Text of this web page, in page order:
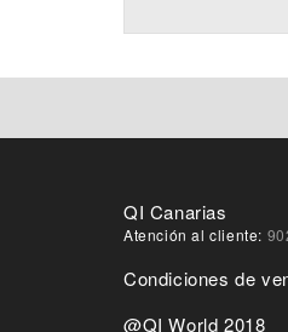
QI Canarias
Atención al cliente:
Condiciones de
@QI World 2018